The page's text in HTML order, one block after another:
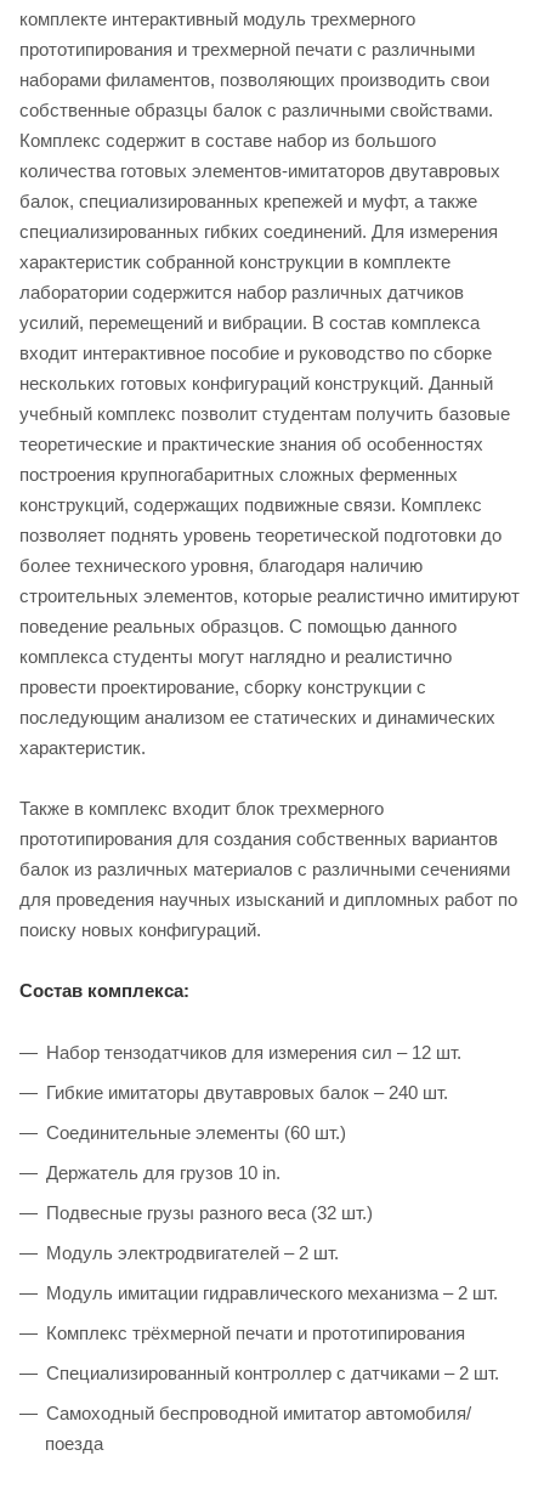
комплекте интерактивный модуль трехмерного
прототипирования и трехмерной печати с различными
наборами филаментов, позволяющих производить свои
собственные образцы балок с различными свойствами.
Комплекс содержит в составе набор из большого
количества готовых элементов-имитаторов двутавровых
балок, специализированных крепежей и муфт, а также
специализированных гибких соединений. Для измерения
характеристик собранной конструкции в комплекте
лаборатории содержится набор различных датчиков
усилий, перемещений и вибрации. В состав комплекса
входит интерактивное пособие и руководство по сборке
нескольких готовых конфигураций конструкций. Данный
учебный комплекс позволит студентам получить базовые
теоретические и практические знания об особенностях
построения крупногабаритных сложных ферменных
конструкций, содержащих подвижные связи. Комплекс
позволяет поднять уровень теоретической подготовки до
более технического уровня, благодаря наличию
строительных элементов, которые реалистично имитируют
поведение реальных образцов. С помощью данного
комплекса студенты могут наглядно и реалистично
провести проектирование, сборку конструкции с
последующим анализом ее статических и динамических
характеристик.
Также в комплекс входит блок трехмерного
прототипирования для создания собственных вариантов
балок из различных материалов с различными сечениями
для проведения научных изысканий и дипломных работ по
поиску новых конфигураций.
Состав комплекса:
Набор тензодатчиков для измерения сил – 12 шт.
Гибкие имитаторы двутавровых балок – 240 шт.
Соединительные элементы (60 шт.)
Держатель для грузов 10 in.
Подвесные грузы разного веса (32 шт.)
Модуль электродвигателей – 2 шт.
Модуль имитации гидравлического механизма – 2 шт.
Комплекс трёхмерной печати и прототипирования
Специализированный контроллер с датчиками – 2 шт.
Самоходный беспроводной имитатор автомобиля/
поезда